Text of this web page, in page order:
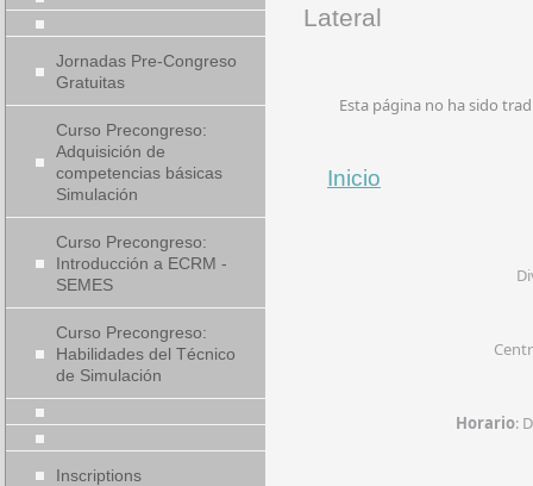
Jornadas Pre-Congreso
Gratuitas
Curso Precongreso:
Adquisición de
competencias básicas
Simulación
Curso Precongreso:
Introducción a ECRM -
SEMES
Curso Precongreso:
Habilidades del Técnico
de Simulación
Inscriptions
Lateral
Esta página no ha sido
Inicio
Horario: